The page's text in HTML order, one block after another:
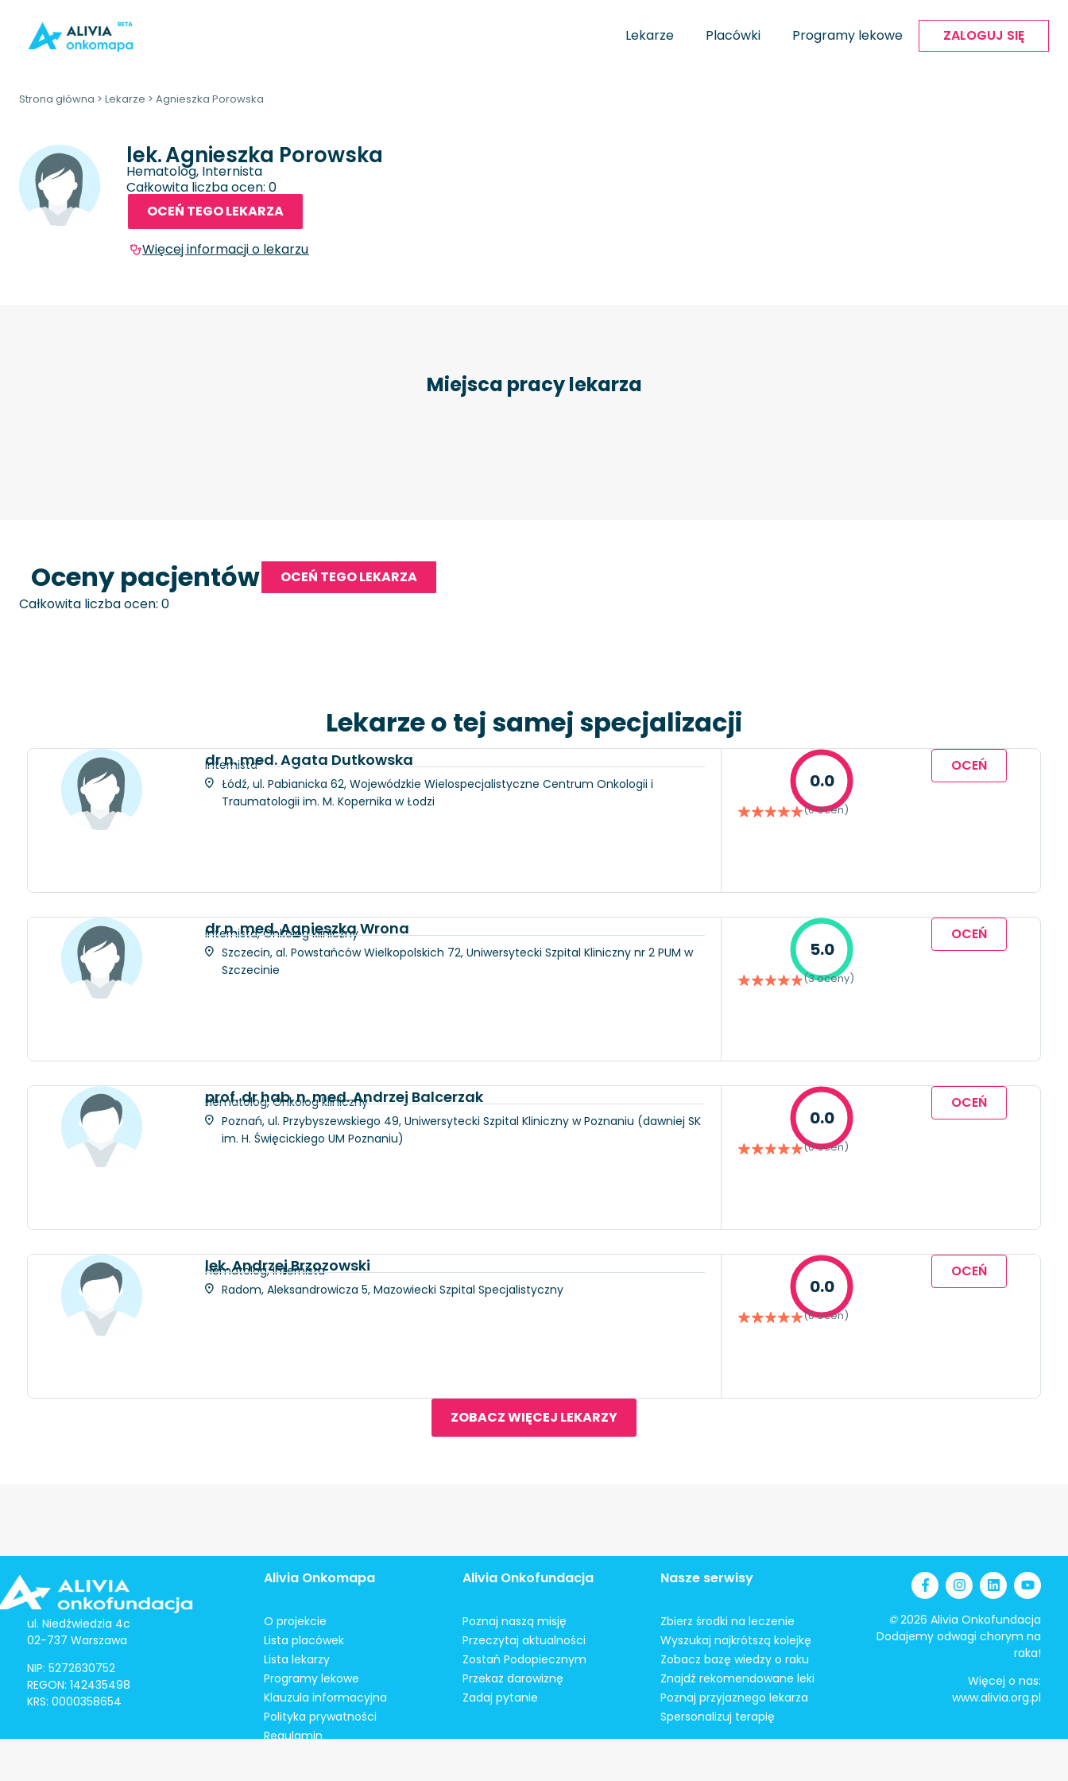
Lekarze Placówki Programy lekowe ZALOGUJ SIĘ
Strona główna > Lekarze > Agnieszka Porowska
lek.Agnieszka Porowska
Hematolog, Internista
Całkowita liczba ocen: 0
OCEŃ TEGO LEKARZA
Więcej informacji o lekarzu
Miejsca pracy lekarza
Oceny pacjentów
OCEŃ TEGO LEKARZA
Całkowita liczba ocen: 0
Lekarze o tej samej specjalizacji
dr n. med. Agata Dutkowska
Internista
Łódź, ul. Pabianicka 62, Wojewódzkie Wielospecjalistyczne Centrum Onkologii i
Traumatologii im. M. Kopernika w Łodzi
0.0
(0 ocen)
OCEŃ
dr n. med. Agnieszka Wrona
Internista, Onkolog kliniczny
Szczecin, al. Powstańców Wielkopolskich 72, Uniwersytecki Szpital Kliniczny nr 2 PUM w
Szczecinie
5.0
(3 oceny)
OCEŃ
prof. dr hab. n. med. Andrzej Balcerzak
Hematolog, Onkolog kliniczny
Poznań, ul. Przybyszewskiego 49, Uniwersytecki Szpital Kliniczny w Poznaniu (dawniej SK
im. H. Święcickiego UM Poznaniu)
0.0
(0 ocen)
OCEŃ
lek. Andrzej Brzozowski
Hematolog, Internista
Radom, Aleksandrowicza 5, Mazowiecki Szpital Specjalistyczny
0.0
(0 ocen)
OCEŃ
ZOBACZ WIĘCEJ LEKARZY
ul. Niedźwiedzia 4c
02-737 Warszawa
NIP: 5272630752
REGON: 142435498
KRS: 0000358654
Alivia Onkomapa
O projekcie
Lista placówek
Lista lekarzy
Programy lekowe
Klauzula informacyjna
Polityka prywatności
Regulamin
Alivia Onkofundacja
Poznaj naszą misję
Przeczytaj aktualności
Zostań Podopiecznym
Przekaż darowiznę
Zadaj pytanie
Nasze serwisy
Zbierz środki na leczenie
Wyszukaj najkrótszą kolejkę
Zobacz bazę wiedzy o raku
Znajdź rekomendowane leki
Poznaj przyjaznego lekarza
Spersonalizuj terapię
©2026 Alivia Onkofundacja
Dodajemy odwagi chorym na
raka!
Więcej o nas:
www.alivia.org.pl